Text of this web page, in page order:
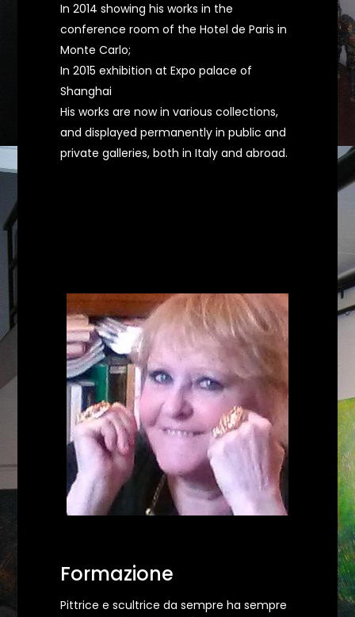
In 2014 showing his works in the
conference room of the Hotel de Paris in
Monte Carlo;
In 2015 exhibition at Expo palace of
Shanghai
His works are now in various collections,
and displayed permanently in public and
private galleries, both in Italy and abroad.
Formazione
Pittrice e scultrice da sempre ha sempre